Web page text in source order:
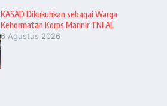
KASAD Dikukuhkan sebagai Warga
Kehormatan Korps Marinir TNI AL
6 Agustus 2026